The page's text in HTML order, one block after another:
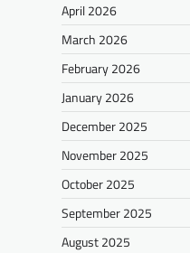
April 2026
March 2026
February 2026
January 2026
December 2025
November 2025
October 2025
September 2025
August 2025